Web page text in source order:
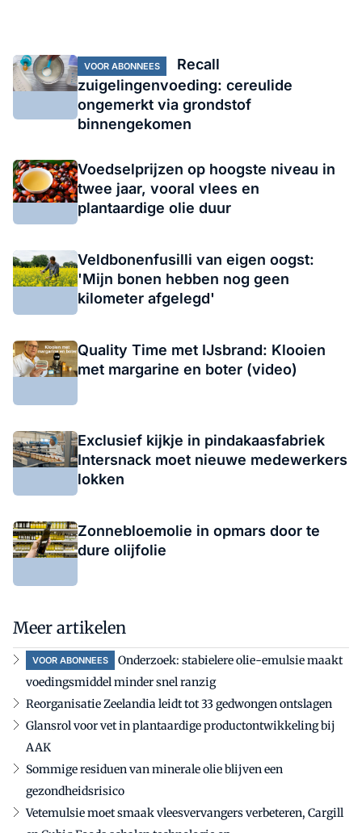
VOOR ABONNEES
Recall
zuigelingenvoeding: cereulide
ongemerkt via grondstof
binnengekomen
Voedselprijzen op hoogste niveau in
twee jaar, vooral vlees en
plantaardige olie duur
Veldbonenfusilli van eigen oogst:
'Mijn bonen hebben nog geen
kilometer afgelegd'
Quality Time met IJsbrand: Klooien
met margarine en boter (video)
Exclusief kijkje in pindakaasfabriek
Intersnack moet nieuwe medewerkers
lokken
Zonnebloemolie in opmars door te
dure olijfolie
Meer artikelen
VOOR ABONNEES
Onderzoek: stabielere olie-emulsie maakt
voedingsmiddel minder snel ranzig
Reorganisatie Zeelandia leidt tot 33 gedwongen ontslagen
Glansrol voor vet in plantaardige productontwikkeling bij
AAK
Sommige residuen van minerale olie blijven een
gezondheidsrisico
Vetemulsie moet smaak vleesvervangers verbeteren, Cargill